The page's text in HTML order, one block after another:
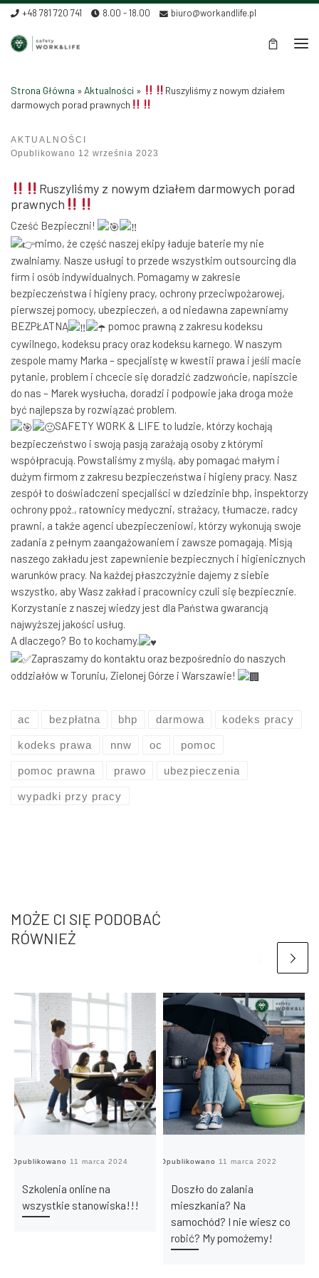
Skip to content
+48 781 720 741 8.00 - 18.00 biuro@workandlife.pl
Strona Główna » Aktualności »
Ruszyliśmy z nowym działem
darmowych porad prawnych
AKTUALNOŚCI
Opublikowano 12 września 2023
Ruszyliśmy z nowym działem darmowych porad
prawnych
Cześć Bezpieczni!
mimo, że część naszej ekipy ładuje baterie my nie
zwalniamy. Nasze usługi to przede wszystkim outsourcing dla
firm i osób indywidualnych. Pomagamy w zakresie
bezpieczeństwa i higieny pracy, ochrony przeciwpożarowej,
pierwszej pomocy, ubezpieczeń, a od niedawna zapewniamy
BEZPŁATNĄ
pomoc prawną z zakresu kodeksu
cywilnego, kodeksu pracy oraz kodeksu karnego. W naszym
zespole mamy Marka – specjalistę w kwestii prawa i jeśli macie
pytanie, problem i chcecie się doradzić zadzwońcie, napiszcie
do nas – Marek wysłucha, doradzi i podpowie jaka droga może
być najlepsza by rozwiązać problem.
SAFETY WORK & LIFE to ludzie, którzy kochają
bezpieczeństwo i swoją pasją zarażają osoby z którymi
współpracują. Powstaliśmy z myślą, aby pomagać małym i
dużym firmom z zakresu bezpieczeństwa i higieny pracy. Nasz
zespół to doświadczeni specjaliści w dziedzinie bhp, inspektorzy
ochrony ppoż., ratownicy medyczni, strażacy, tłumacze, radcy
prawni, a także agenci ubezpieczeniowi, którzy wykonują swoje
zadania z pełnym zaangażowaniem i zawsze pomagają. Misją
naszego zakładu jest zapewnienie bezpiecznych i higienicznych
warunków pracy. Na każdej płaszczyźnie dajemy z siebie
wszystko, aby Wasz zakład i pracownicy czuli się bezpiecznie.
Korzystanie z naszej wiedzy jest dla Państwa gwarancją
najwyższej jakości usług.
A dlaczego? Bo to kochamy.
Zapraszamy do kontaktu oraz bezpośrednio do naszych
oddziałów w Toruniu, Zielonej Górze i Warszawie!
ac bezpłatna bhp darmowa kodeks pracy
kodeks prawa nnw oc pomoc
pomoc prawna prawo ubezpieczenia
wypadki przy pracy
MOŻE CI SIĘ PODOBAĆ
RÓWNIEŻ
Opublikowano 11 marca 2024
Szkolenia online na
wszystkie stanowiska!!!
Opublikowano 11 marca 2022
Doszło do zalania
mieszkania? Na
samochód? I nie wiesz co
robić? My pomożemy!